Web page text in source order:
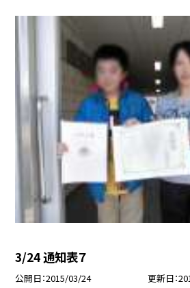
3/24 通知表７
公開日 2015/03/24 更新日